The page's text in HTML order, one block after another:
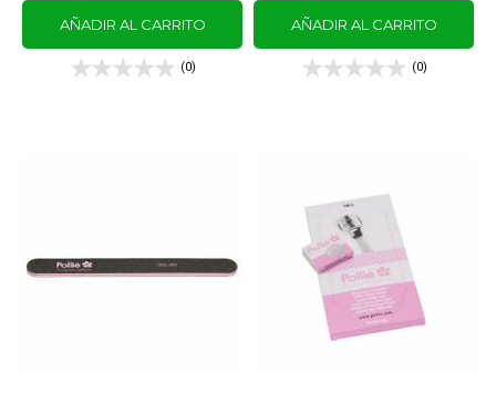
AÑADIR AL CARRITO
(0)
AÑADIR AL CARRITO
(0)